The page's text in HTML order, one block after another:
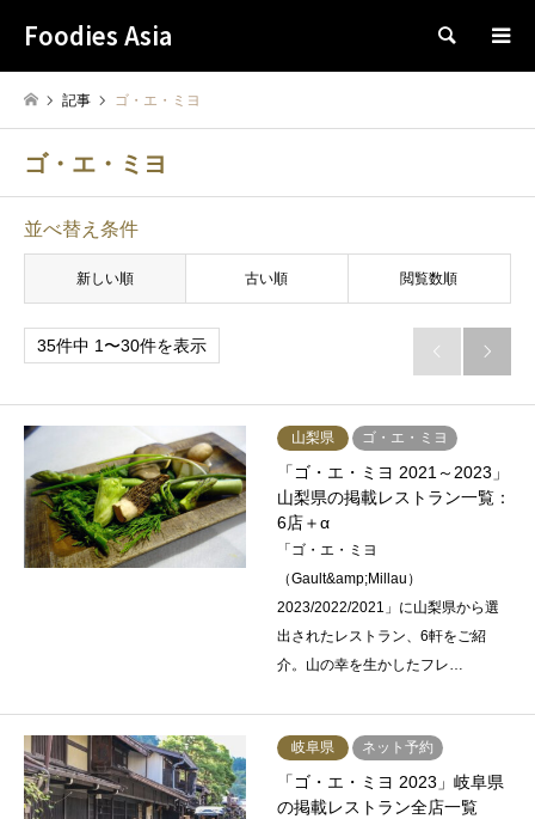
Foodies Asia 検索
記事 ゴ・エ・ミヨ
ゴ・エ・ミヨ
並べ替え条件
新しい順 古い順 閲覧数順
35件中 1〜30件を表示  
山梨県 ゴ・エ・ミヨ
「ゴ・エ・ミヨ 2021～2023」
山梨県の掲載レストラン一覧：
6店＋α
「ゴ・エ・ミヨ
（Gault&amp;Millau）
2023/2022/2021」に山梨県から選
出されたレストラン、6軒をご紹
介。山の幸を生かしたフレ…
岐阜県 ネット予約
「ゴ・エ・ミヨ 2023」岐阜県
の掲載レストラン全店一覧